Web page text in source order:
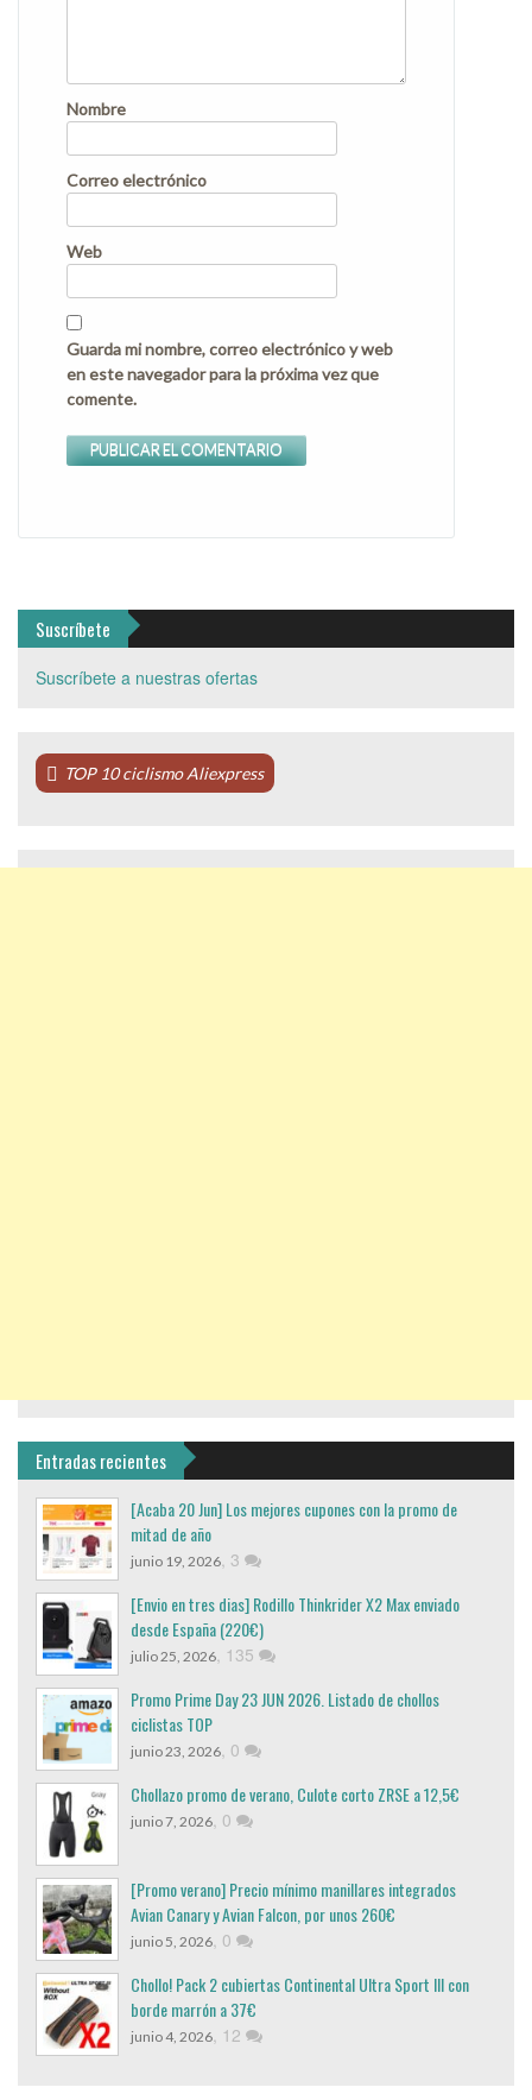
Nombre
Correo electrónico
Web
Guarda mi nombre, correo electrónico y web
en este navegador para la próxima vez que
comente.
Suscríbete
Suscríbete a nuestras ofertas
TOP 10 ciclismo Aliexpress
Entradas recientes
[Acaba 20 Jun] Los mejores cupones con la promo de
mitad de año
junio 19, 2026, 3
[Envio en tres dias] Rodillo Thinkrider X2 Max enviado
desde España (220€)
julio 25, 2026, 135
Promo Prime Day 23 JUN 2026. Listado de chollos
ciclistas TOP
junio 23, 2026, 0
Chollazo promo de verano, Culote corto ZRSE a 12,5€
junio 7, 2026, 0
[Promo verano] Precio mínimo manillares integrados
Avian Canary y Avian Falcon, por unos 260€
junio 5, 2026, 0
Chollo! Pack 2 cubiertas Continental Ultra Sport III con
borde marrón a 37€
junio 4, 2026, 12